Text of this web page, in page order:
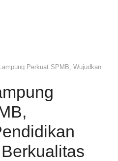
Perkuat SPMB, Wujudkan